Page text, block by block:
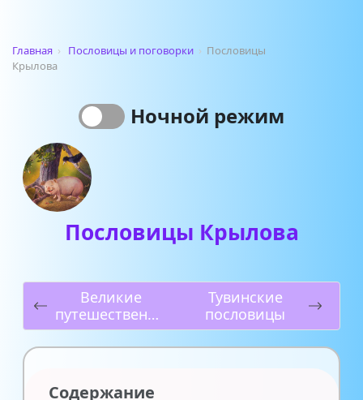
Главная › Пословицы и поговорки › Пословицы
Крылова
Ночной режим
Пословицы Крылова
Великие
путешественни
ки
Тувинские
пословицы
Содержание